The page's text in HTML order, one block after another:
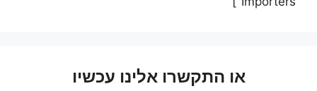
או התקשרו אלינו עכשיו